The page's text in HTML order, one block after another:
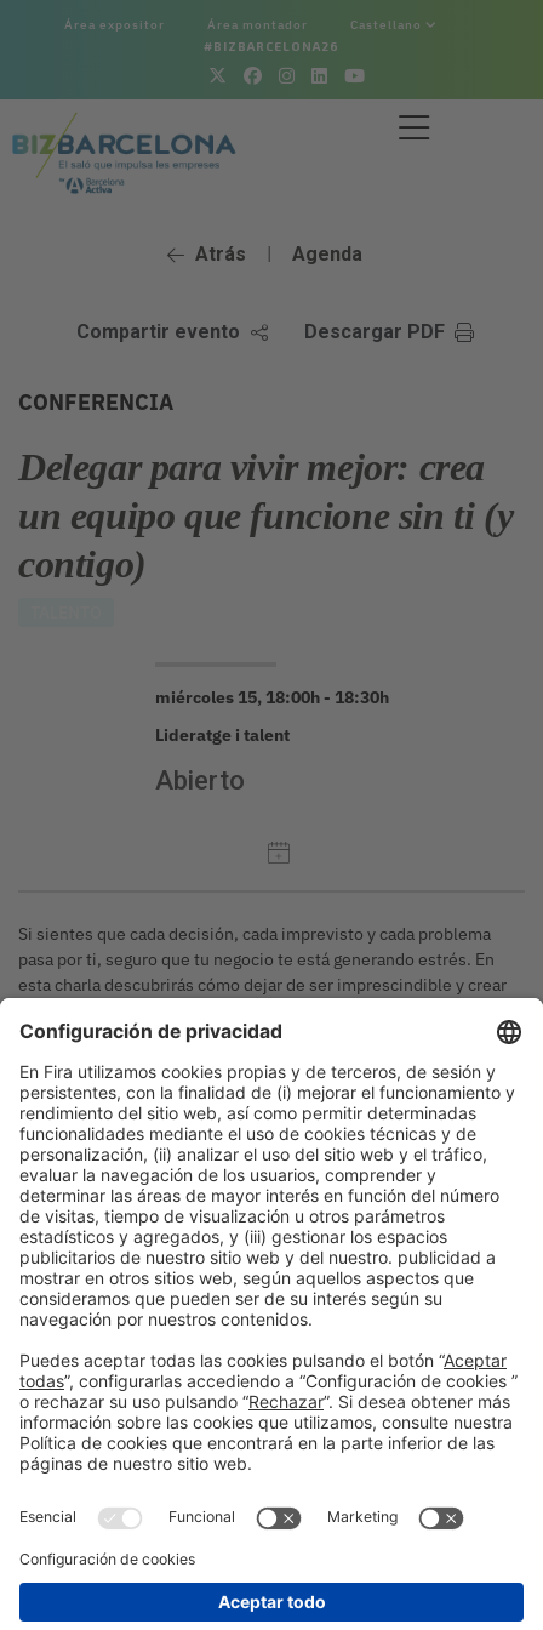
Área expositor Área montador Castellano
#BIZBARCELONA26
Atrás | Agenda
Compartir evento Descargar PDF
CONFERENCIA
Delegar para vivir mejor: crea
un equipo que funcione sin ti (y
contigo)
miércoles 15, 18:00h - 18:30h
Lideratge i talent
Abierto
Si sientes que cada decisión, cada imprevisto y cada problema
pasa por ti, seguro que tu negocio te está generando estrés. En
esta charla descubrirás cómo dejar de ser imprescindible y crear
parte del proyecto, para poder potenciar y retener el talento que
hará crecer tu negocio, incluso cuando tú desconectes.
Ponentes
PONENT
Eulàlia Cuyàs Escalas
Psicóloga - Formadora en Inteligencia Emocional y
Liderazgo Consciente
Eulàlia Cuyàs - Psicologia i Benestar Emocional
Organizadores